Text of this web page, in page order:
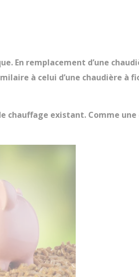
En remplacement d’une
à celui d’une chaudière à
existant. Comme une